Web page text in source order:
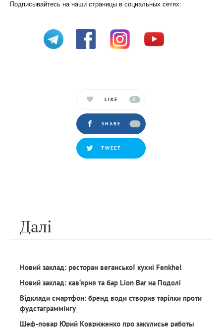
Подписывайтесь на наши страницы в социальных сетях:
LIKE 0
SHARE
TWEET
Далi
Новий заклад: ресторан веганської кухні Fenkhel
Новий заклад: кав‘ярня та бар Lion Bar на Подолі
Відклади смартфон: бренд води створив тарілки проти
фудстаграммінгу
Шеф-повар Юрий Ковриженко про закулисье работы